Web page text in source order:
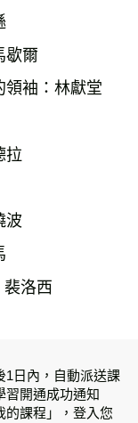
歇爾
領袖：林獻堂
拉
波
洛西
1日內，自動派送課
習開通成功通知
的課程」，登入您